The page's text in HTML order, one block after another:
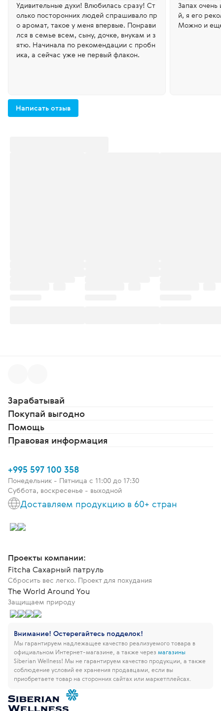
Удивительные духи! Влюбилась сразу! Ст
олько посторонних людей спрашивало пр
о аромат, такое у меня впервые. Понрави
лся в семье всем, сыну, дочке, внукам и з
ятю. Начинала по рекомендации с пробн
ика, а сейчас уже не первый флакон.
Запах
й, я его
Можно и
Написать отзыв
Зарабатывай
Покупай выгодно
Помощь
Правовая информация
+995 597 100 358
Понедельник - Пятница c 11:00 до 17:30
Суббота, воскресенье - выходной
Доставляем продукцию в 60+ стран
Проекты компании:
Fitcha Сахарный патруль
Сбросить вес легко. Проект для похудания
The World Around You
Защищаем природу
Внимание! Остерегайтесь подделок!
Мы гарантируем надлежащее качество реализуемого товара в
официальном Интернет-магазине, а также через магазины
Siberian Wellness! Мы не гарантируем качество продукции, а также
соблюдение условий ее хранения продавцами, если вы
приобретаете товар на сторонних сайтах или маркетплейсах.